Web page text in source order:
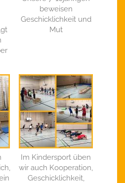
beweisen
Geschicklichkeit und
Mut
Im Kindersport üben
wir auch Kooperation,
Geschicklichkeit,